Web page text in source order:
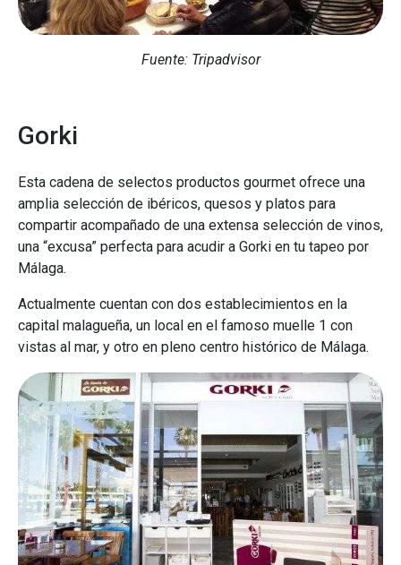
Fuente: Tripadvisor
Gorki
Esta cadena de selectos productos gourmet ofrece una
amplia selección de ibéricos, quesos y platos para
compartir acompañado de una extensa selección de vinos,
una “excusa” perfecta para acudir a Gorki en tu tapeo por
Málaga.
Actualmente cuentan con dos establecimientos en la
capital malagueña, un local en el famoso muelle 1 con
vistas al mar, y otro en pleno centro histórico de Málaga.